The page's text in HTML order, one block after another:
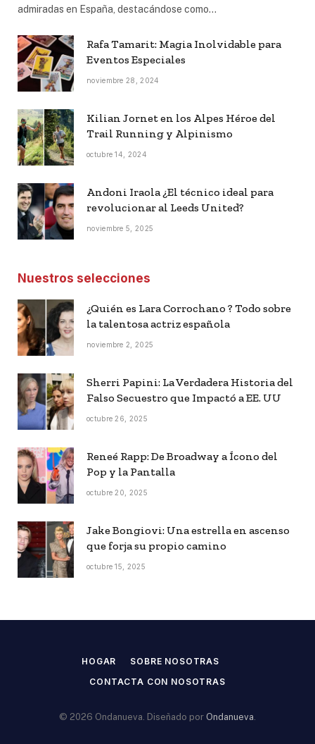
admiradas en España, destacándose como…
Rafa Tamarit: Magia Inolvidable para
Eventos Especiales
noviembre 28, 2024
Kilian Jornet en los Alpes Héroe del
Trail Running y Alpinismo
octubre 14, 2024
Andoni Iraola ¿El técnico ideal para
revolucionar al Leeds United?
noviembre 5, 2025
Nuestros selecciones
¿Quién es Lara Corrochano ? Todo sobre
la talentosa actriz española
noviembre 2, 2025
Sherri Papini: La Verdadera Historia del
Falso Secuestro que Impactó a EE. UU
octubre 26, 2025
Reneé Rapp: De Broadway a Ícono del
Pop y la Pantalla
octubre 20, 2025
Jake Bongiovi: Una estrella en ascenso
que forja su propio camino
octubre 15, 2025
HOGAR
SOBRE NOSOTRAS
CONTACTA CON NOSOTRAS
© 2026 Ondanueva. Diseñado por Ondanueva